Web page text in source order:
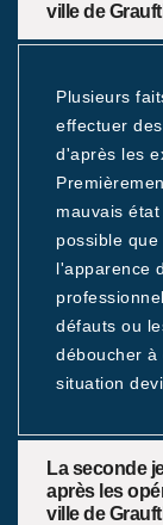
ville de
Plusieurs
effectuer
d'après les
mauvais
possible
l'apparence
défauts ou
déboucher à
situation
La seconde
après les
ville de